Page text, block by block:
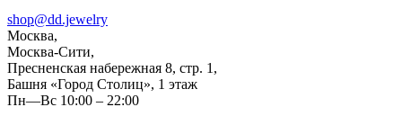
shop@dd.jewelry
Москва,
Москва-Сити,
Пресненская набережная 8, стр. 1,
Башня «Город Столиц», 1 этаж
Пн—Вс 10:00 – 22:00